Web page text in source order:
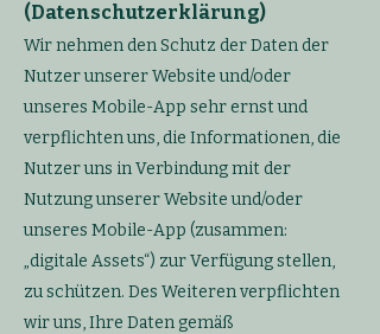
(Datenschutzerklärung)
Wir nehmen den Schutz der Daten der
Nutzer unserer Website und/oder
unseres Mobile-App sehr ernst und
verpflichten uns, die Informationen, die
Nutzer uns in Verbindung mit der
Nutzung unserer Website und/oder
unseres Mobile-App (zusammen:
„digitale Assets“) zur Verfügung stellen,
zu schützen. Des Weiteren verpflichten
wir uns, Ihre Daten gemäß